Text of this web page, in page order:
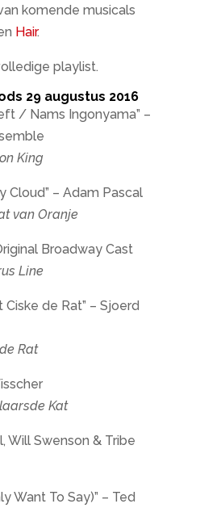
komende musicals
Hair.
playlist.
29 augustus 2016
/ Nams Ingonyama” –
King
Cloud” – Adam Pascal
van Oranje
Broadway Cast
Line
Ciske de Rat” – Sjoerd
Rat
Kat
Will Swenson & Tribe
Want To Say)” – Ted